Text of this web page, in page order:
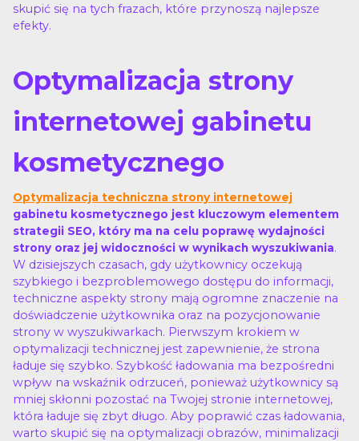
skupić się na tych frazach, które przynoszą najlepsze
efekty.
Optymalizacja strony
internetowej gabinetu
kosmetycznego
Optymalizacja techniczna strony internetowej
gabinetu kosmetycznego jest kluczowym elementem
strategii SEO, który ma na celu poprawę wydajności
strony oraz jej widoczności w wynikach wyszukiwania.
W dzisiejszych czasach, gdy użytkownicy oczekują
szybkiego i bezproblemowego dostępu do informacji,
techniczne aspekty strony mają ogromne znaczenie na
doświadczenie użytkownika oraz na pozycjonowanie
strony w wyszukiwarkach. Pierwszym krokiem w
optymalizacji technicznej jest zapewnienie, że strona
ładuje się szybko. Szybkość ładowania ma bezpośredni
wpływ na wskaźnik odrzuceń, ponieważ użytkownicy są
mniej skłonni pozostać na Twojej stronie internetowej,
która ładuje się zbyt długo. Aby poprawić czas ładowania,
warto skupić się na optymalizacji obrazów, minimalizacji